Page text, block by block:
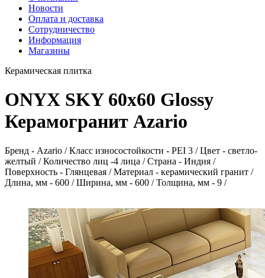
Новости
Оплата и доставка
Сотрудничество
Информация
Магазины
Керамическая плитка
ONYX SKY 60х60 Glossy
Керамогранит Azario
Бренд - Azario / Класс износостойкости - PEI 3 / Цвет - светло-
желтый / Количество лиц -4 лица / Страна - Индия /
Поверхность - Глянцевая / Материал - керамический гранит /
Длина, мм - 600 / Ширина, мм - 600 / Толщина, мм - 9 /